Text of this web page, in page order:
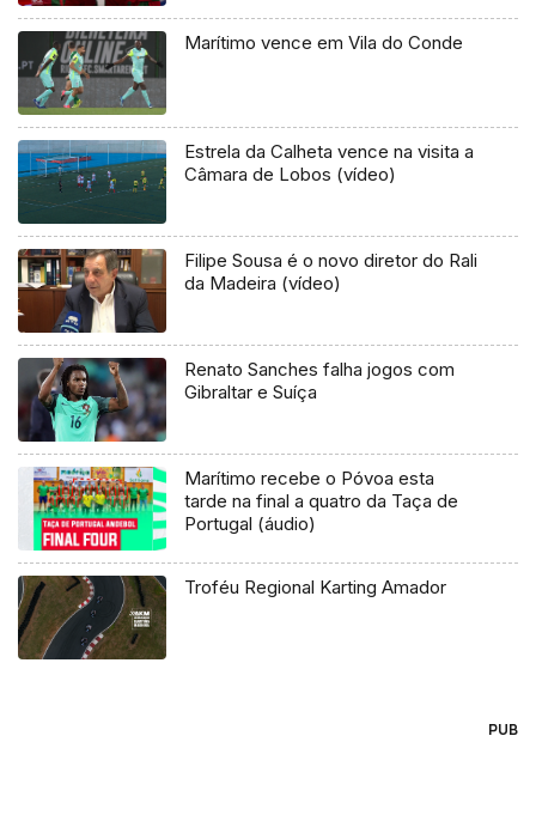
Marítimo vence em Vila do Conde
Estrela da Calheta vence na visita a
Câmara de Lobos (vídeo)
Filipe Sousa é o novo diretor do Rali
da Madeira (vídeo)
Renato Sanches falha jogos com
Gibraltar e Suíça
Marítimo recebe o Póvoa esta
tarde na final a quatro da Taça de
Portugal (áudio)
Troféu Regional Karting Amador
PUB